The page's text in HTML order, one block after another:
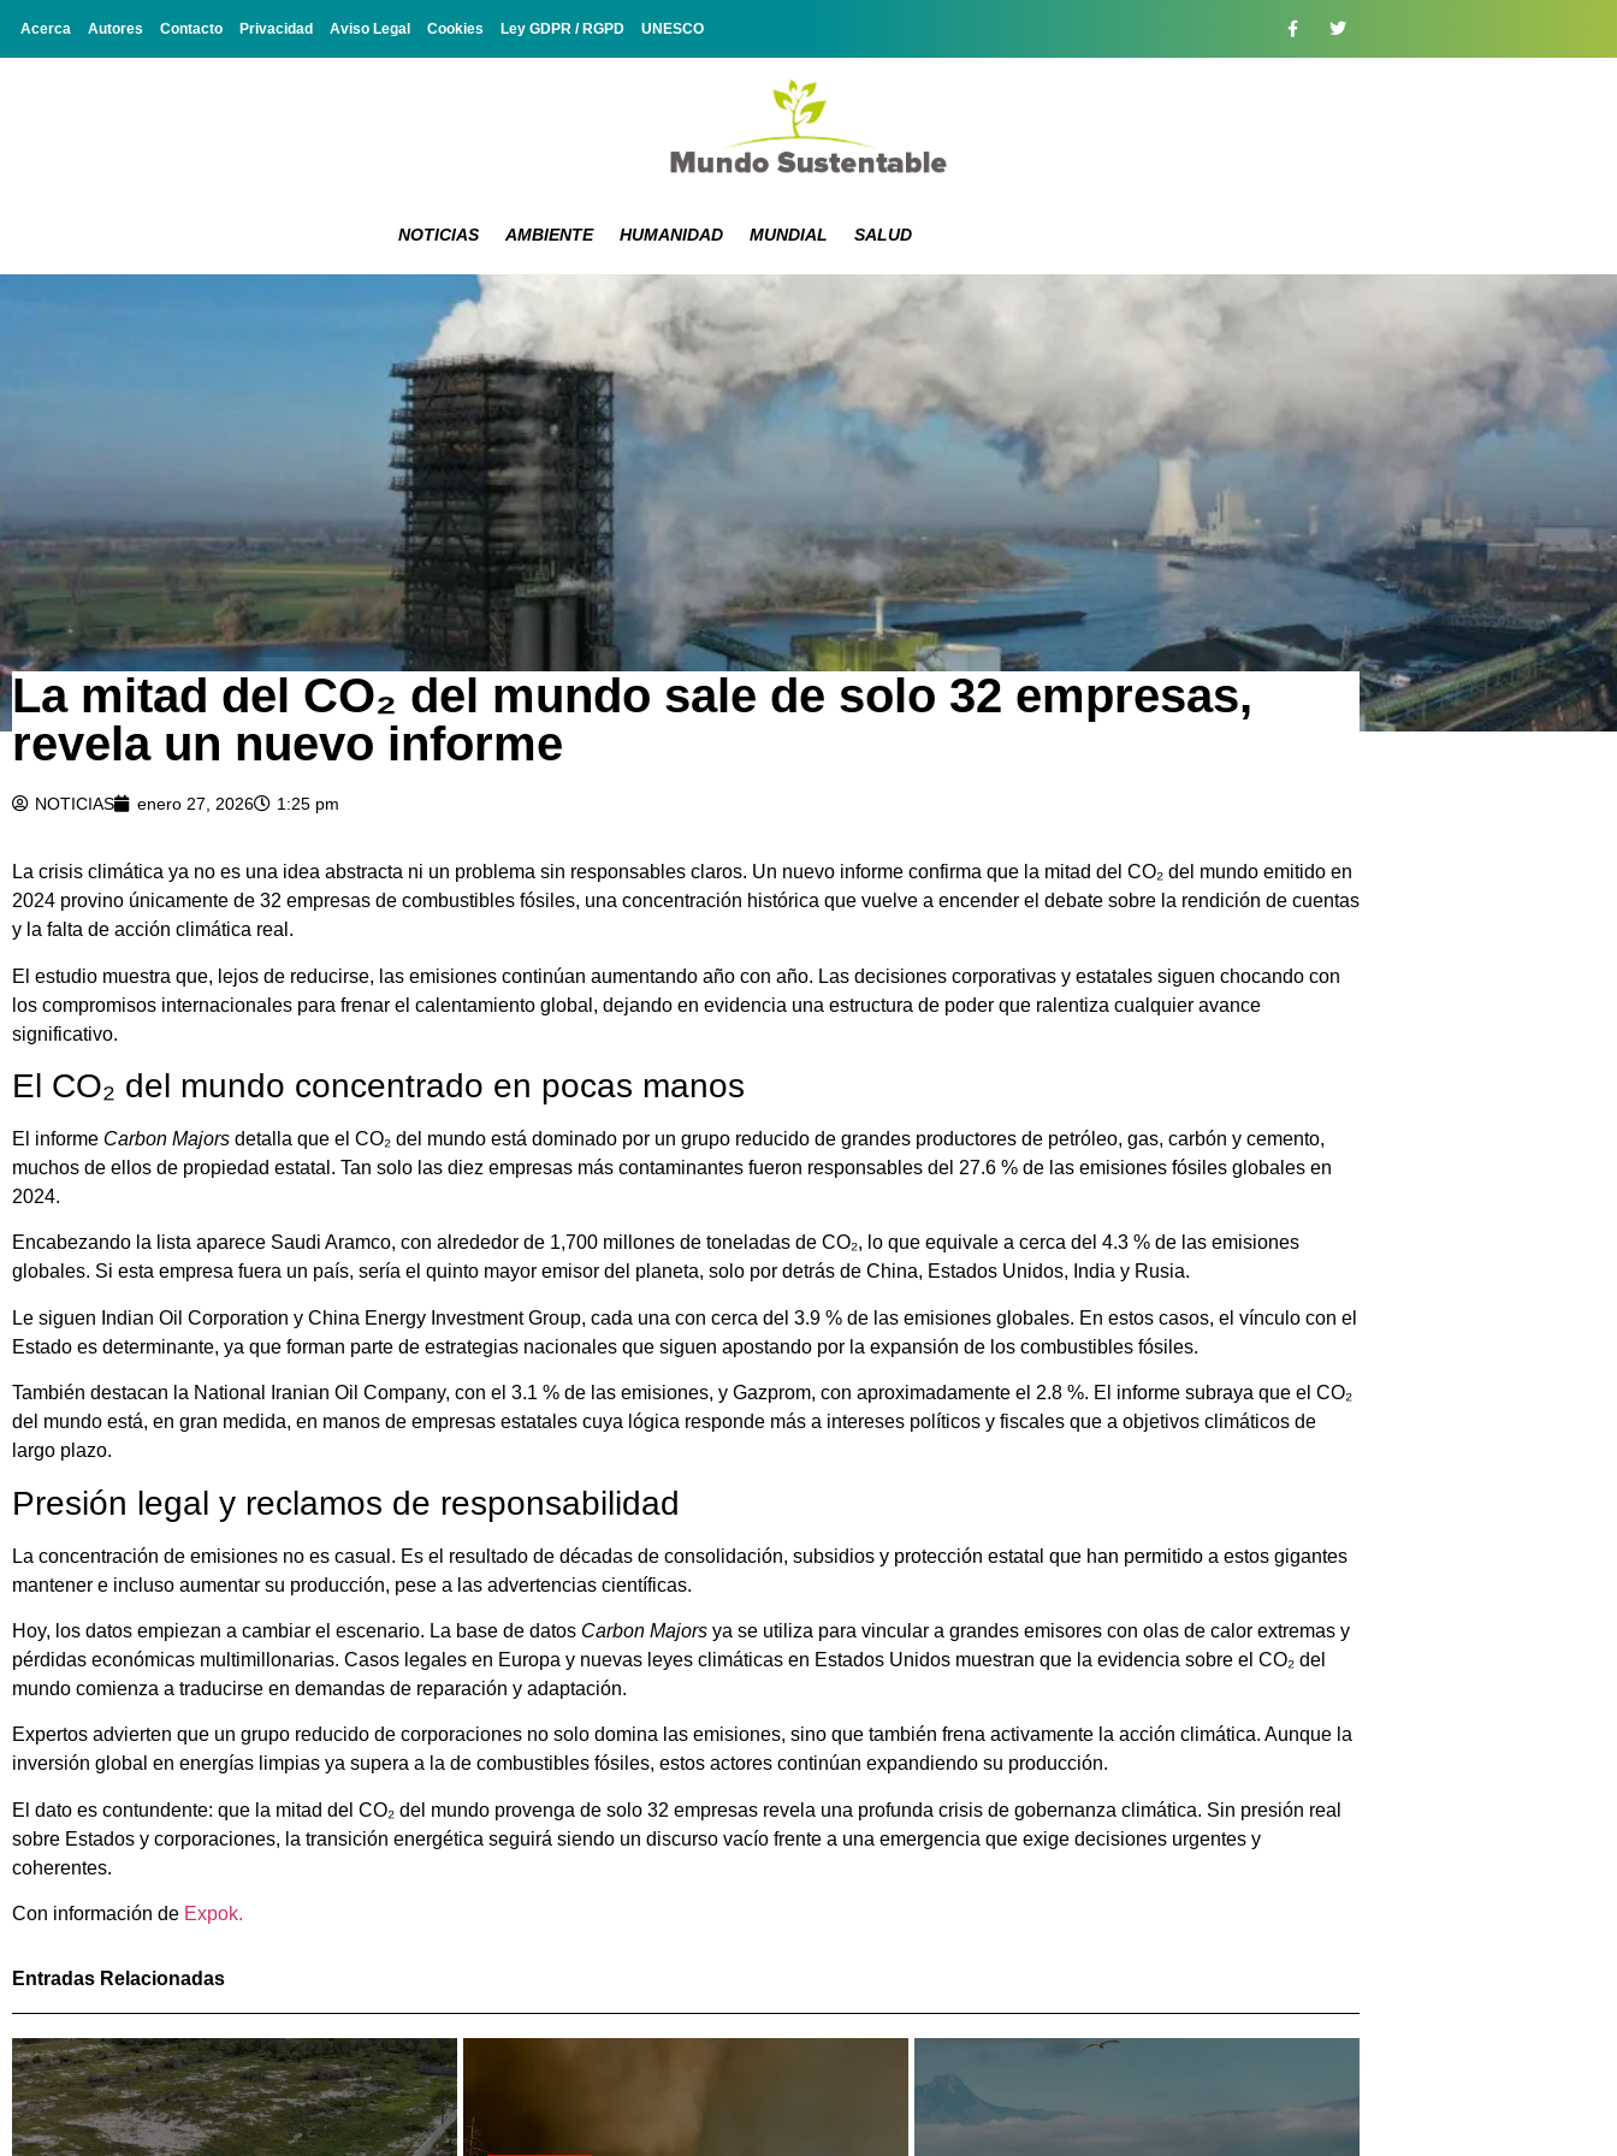
Acerca Autores Contacto Privacidad Aviso Legal Cookies Ley GDPR / RGPD UNESCO
NOTICIAS AMBIENTE HUMANIDAD MUNDIAL SALUD
La mitad del CO₂ del mundo sale de solo 32 empresas,
revela un nuevo informe
NOTICIAS enero 27, 2026 1:25 pm
La crisis climática ya no es una idea abstracta ni un problema sin responsables claros. Un nuevo informe confirma que la mitad del CO₂ del mundo emitido en
2024 provino únicamente de 32 empresas de combustibles fósiles, una concentración histórica que vuelve a encender el debate sobre la rendición de cuentas
y la falta de acción climática real.
El estudio muestra que, lejos de reducirse, las emisiones continúan aumentando año con año. Las decisiones corporativas y estatales siguen chocando con
los compromisos internacionales para frenar el calentamiento global, dejando en evidencia una estructura de poder que ralentiza cualquier avance
significativo.
El CO₂ del mundo concentrado en pocas manos
El informe Carbon Majors detalla que el CO₂ del mundo está dominado por un grupo reducido de grandes productores de petróleo, gas, carbón y cemento,
muchos de ellos de propiedad estatal. Tan solo las diez empresas más contaminantes fueron responsables del 27.6 % de las emisiones fósiles globales en
2024.
Encabezando la lista aparece Saudi Aramco, con alrededor de 1,700 millones de toneladas de CO₂, lo que equivale a cerca del 4.3 % de las emisiones
globales. Si esta empresa fuera un país, sería el quinto mayor emisor del planeta, solo por detrás de China, Estados Unidos, India y Rusia.
Le siguen Indian Oil Corporation y China Energy Investment Group, cada una con cerca del 3.9 % de las emisiones globales. En estos casos, el vínculo con el
Estado es determinante, ya que forman parte de estrategias nacionales que siguen apostando por la expansión de los combustibles fósiles.
También destacan la National Iranian Oil Company, con el 3.1 % de las emisiones, y Gazprom, con aproximadamente el 2.8 %. El informe subraya que el CO₂
del mundo está, en gran medida, en manos de empresas estatales cuya lógica responde más a intereses políticos y fiscales que a objetivos climáticos de
largo plazo.
Presión legal y reclamos de responsabilidad
La concentración de emisiones no es casual. Es el resultado de décadas de consolidación, subsidios y protección estatal que han permitido a estos gigantes
mantener e incluso aumentar su producción, pese a las advertencias científicas.
Hoy, los datos empiezan a cambiar el escenario. La base de datos Carbon Majors ya se utiliza para vincular a grandes emisores con olas de calor extremas y
pérdidas económicas multimillonarias. Casos legales en Europa y nuevas leyes climáticas en Estados Unidos muestran que la evidencia sobre el CO₂ del
mundo comienza a traducirse en demandas de reparación y adaptación.
Expertos advierten que un grupo reducido de corporaciones no solo domina las emisiones, sino que también frena activamente la acción climática. Aunque la
inversión global en energías limpias ya supera a la de combustibles fósiles, estos actores continúan expandiendo su producción.
El dato es contundente: que la mitad del CO₂ del mundo provenga de solo 32 empresas revela una profunda crisis de gobernanza climática. Sin presión real
sobre Estados y corporaciones, la transición energética seguirá siendo un discurso vacío frente a una emergencia que exige decisiones urgentes y
coherentes.
Con información de Expok.
Entradas Relacionadas